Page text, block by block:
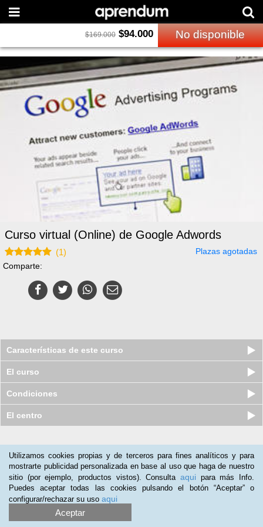
$169.000 $94.000 No disponible
Curso virtual (Online) de Google Adwords
(1)
Plazas agotadas
Comparte:
Características de este curso
El curso
Condiciones
El centro
Carlos Tomeo(08-06-2019)
El producto se usa para introducirse en las alternativas actuales.
Creemos que es sencillo y que, a partir de esta básica formación,
se trata de realizar prácticas y desarrollos concretos. El curso, si
lo sumamos a la propia formación de Google en ADS es
Utilizamos cookies propias y de terceros para fines analíticos y para
mostrarte publicidad personalizada en base al uso que haga de nuestro
sitio (por ejemplo, productos vistos). Consulta aqui para más Info.
Puedes aceptar todas las cookies pulsando el botón “Aceptar” o
configurar/rechazar su uso aqui
Aceptar